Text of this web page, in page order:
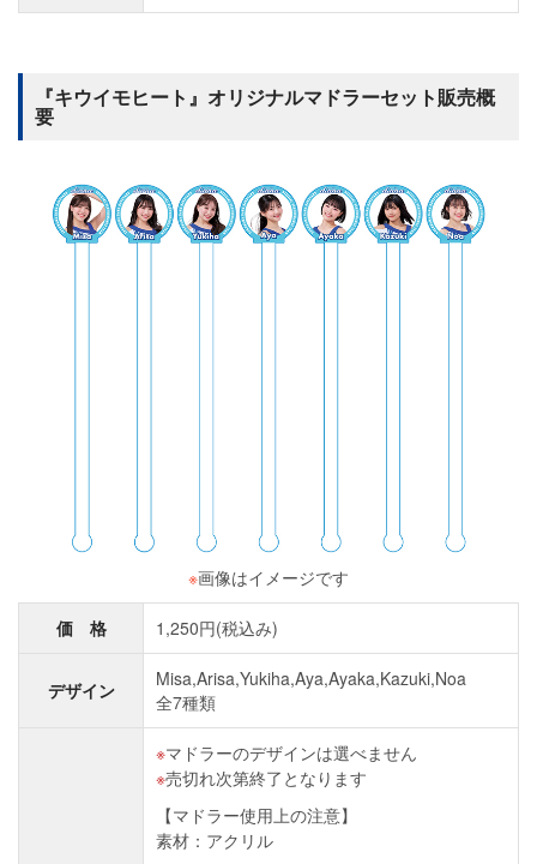
『キウイモヒート』オリジナルマドラーセット販売概
要
※画像はイメージです
価 格 1,250円(税込み)
デザイン
Misa,Arisa,Yukiha,Aya,Ayaka,Kazuki,Noa
全7種類
マドラーのデザインは選べません
売切れ次第終了となります
【マドラー使用上の注意】
素材：アクリル